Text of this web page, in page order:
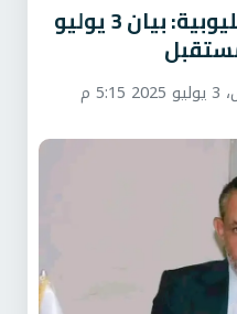
أمين حزب الريادة بالقليوبية: بيان 3 يوليو
م